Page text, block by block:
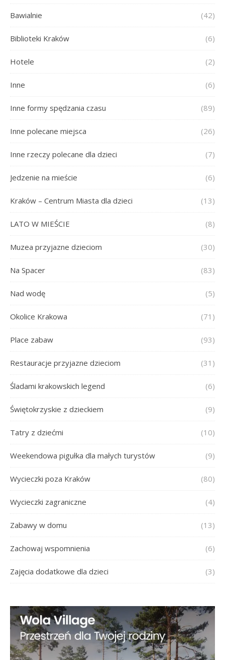
Bawialnie (42)
Biblioteki Kraków (6)
Hotele (2)
Inne (6)
Inne formy spędzania czasu (89)
Inne polecane miejsca (26)
Inne rzeczy polecane dla dzieci (7)
Jedzenie na mieście (6)
Kraków – Centrum Miasta dla dzieci (13)
LATO W MIEŚCIE (8)
Muzea przyjazne dzieciom (30)
Na Spacer (83)
Nad wodę (5)
Okolice Krakowa (71)
Place zabaw (93)
Restauracje przyjazne dzieciom (31)
Śladami krakowskich legend (6)
Świętokrzyskie z dzieckiem (9)
Tatry z dziećmi (10)
Weekendowa pigułka dla małych turystów (9)
Wycieczki poza Kraków (80)
Wycieczki zagraniczne (4)
Zabawy w domu (13)
Zachowaj wspomnienia (6)
Zajęcia dodatkowe dla dzieci (3)